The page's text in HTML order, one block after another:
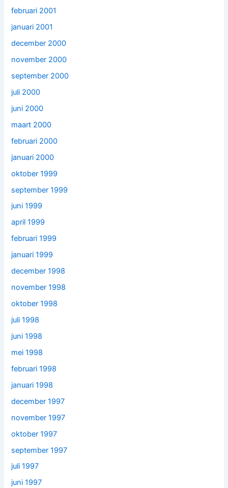
februari 2001
januari 2001
december 2000
november 2000
september 2000
juli 2000
juni 2000
maart 2000
februari 2000
januari 2000
oktober 1999
september 1999
juni 1999
april 1999
februari 1999
januari 1999
december 1998
november 1998
oktober 1998
juli 1998
juni 1998
mei 1998
februari 1998
januari 1998
december 1997
november 1997
oktober 1997
september 1997
juli 1997
juni 1997